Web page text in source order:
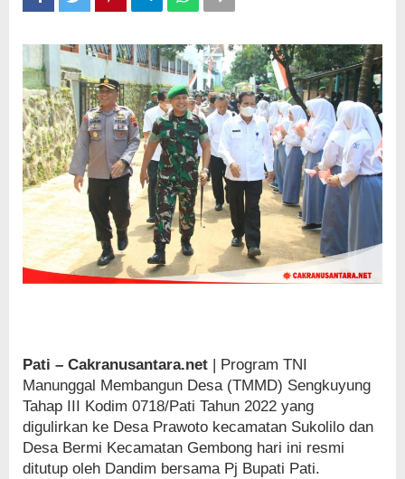
Pati – Cakranusantara.net | Program TNI
Manunggal Membangun Desa (TMMD) Sengkuyung
Tahap III Kodim 0718/Pati Tahun 2022 yang
digulirkan ke Desa Prawoto kecamatan Sukolilo dan
Desa Bermi Kecamatan Gembong hari ini resmi
ditutup oleh Dandim bersama Pj Bupati Pati.